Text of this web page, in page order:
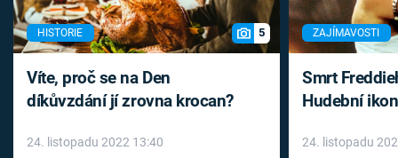
HISTORIE 5
Víte, proč se na Den
díkůvzdání jí zrovna krocan?
24. listopadu 2022 13:40
ZAJÍMAVOSTI
Smrt
Hudební
léky
24. listopadu